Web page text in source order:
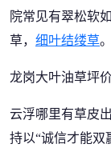
院常见有翠松软
草， 细叶结缕草。
龙岗大叶油草坪
云浮哪里有草皮
持以“诚信才能双